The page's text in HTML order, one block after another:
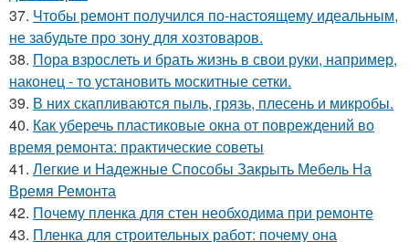
37. Чтобы ремонт получился по-настоящему идеальным,
не забудьте про зону для хозтоваров.
38. Пора взрослеть и брать жизнь в свои руки, например,
наконец - то установить москитные сетки.
39. В них скапливаются пыль, грязь, плесень и микробы.
40. Как уберечь пластиковые окна от повреждений во
время ремонта: практические советы
41. Легкие и Надежные Способы Закрыть Мебель На
Время Ремонта
42. Почему пленка для стен необходима при ремонте
43. Пленка для строительных работ: почему она